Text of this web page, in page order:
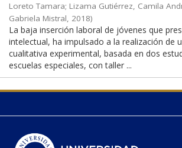
Loreto Tamara; Lizama Gutiérrez, Camila
Gabriela Mistral, 2018)
La baja inserción laboral de jóvenes que
intelectual, ha impulsado a la realización de
cualitativa experimental, basada en dos
escuelas especiales, con taller ...